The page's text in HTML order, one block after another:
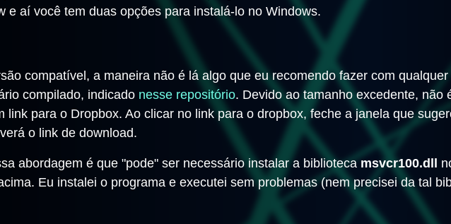
e aí você tem duas opções para instalá-lo no Windows.
compatível, a maneira não é lá algo que eu recomendo fazer com
compilado, indicado nesse repositório. Devido ao tamanho excedente,
link para o Dropbox. Ao clicar no link para o dropbox, feche a janela que
o link de download.
abordagem é que "pode" ser necessário instalar a biblioteca msvcr100.dll
Eu instalei o programa e executei sem problemas (nem precisei da tal